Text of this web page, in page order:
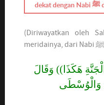
dekat dengan Nabi ﷺ
(Diriwayatkan oleh
هَكَذَا)) وَقَالَ
وَالْوُسْطَى